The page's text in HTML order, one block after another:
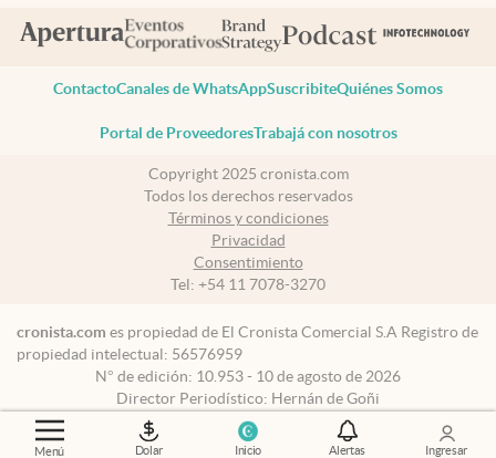
Menú Dolar Inicio Alertas Ingresar
ContactoCanales de WhatsAppSuscribiteQuiénes Somos
Portal de ProveedoresTrabajá con nosotros
Copyright 2025 cronista.com
Todos los derechos reservados
Términos y condiciones
Privacidad
Consentimiento
Tel: +54 11 7078-3270
cronista.com es propiedad de El Cronista Comercial S.A Registro de
propiedad intelectual: 56576959
N° de edición: 10.953 - 10 de agosto de 2026
Director Periodístico: Hernán de Goñi